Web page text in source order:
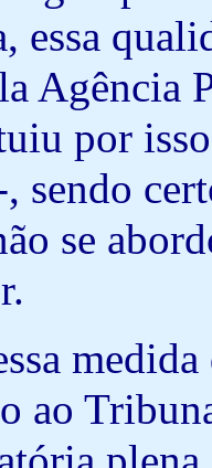
essa
Agência
por
sendo
se
ao